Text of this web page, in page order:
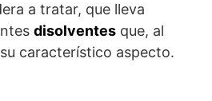
a tratar, que lleva
disolventes que, al
característico aspecto.